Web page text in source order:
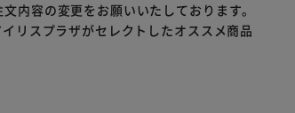
内容の変更をお願いいたしております。
リスプラザがセレクトしたオススメ商品